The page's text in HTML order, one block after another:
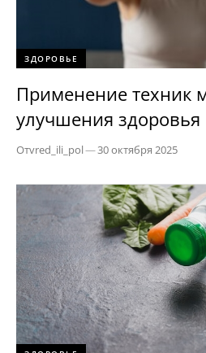
ЗДОРОВЬЕ
Применение техник
улучшения здоровья
Отvred_ili_pol—30 октября 2025